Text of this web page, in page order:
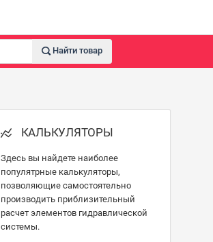
Найти товар
КАЛЬКУЛЯТОРЫ
Здесь вы найдете наиболее
популятрные калькуляторы,
позволяющие самостоятельно
производить приблизительный
расчет элементов гидравлической
системы.